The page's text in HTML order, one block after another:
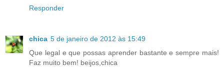
Responder
chica 5 de janeiro de 2012 às 15:49
Que legal e que possas aprender bastante e sempre mais!
Faz muito bem! beijos,chica